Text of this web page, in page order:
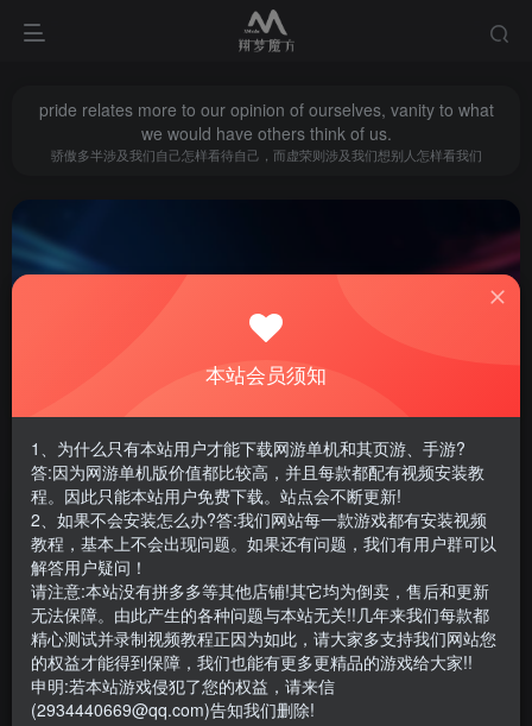
pride relates more to our opinion of ourselves, vanity to what
we would have others think of us.
骄傲多半涉及我们自己怎样看待自己，而虚荣则涉及我们想别人怎样看我们
排序 更新 浏览 点赞 评论
076 | 110级DNF神话6.0版 AI
机器人+完整主线任务剧情，
带攻略及视频教程
游戏类 网游单机
本站会员须知
1、为什么只有本站用户才能下载网游单机和其页游、手游?
答:因为网游单机版价值都比较高，并且每款都配有视频安装教
程。因此只能本站用户免费下载。站点会不断更新!
2、如果不会安装怎么办?答:我们网站每一款游戏都有安装视频
教程，基本上不会出现问题。如果还有问题，我们有用户群可以
解答用户疑问！
请注意:本站没有拼多多等其他店铺!其它均为倒卖，售后和更新
无法保障。由此产生的各种问题与本站无关!!几年来我们每款都
精心测试并录制视频教程正因为如此，请大家多支持我们网站您
的权益才能得到保障，我们也能有更多更精品的游戏给大家!!
申明:若本站游戏侵犯了您的权益，请来信
(2934440669@qq.com)告知我们删除!